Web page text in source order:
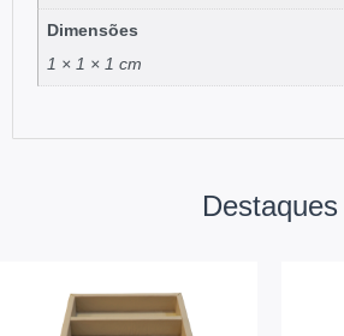
Dimensões
1 × 1 × 1 cm
Destaques